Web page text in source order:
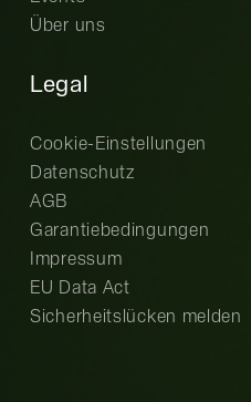
Über uns
Legal
Cookie-Einstellungen
Datenschutz
AGB
Garantiebedingungen
Impressum
EU Data Act
Sicherheitslücken melden